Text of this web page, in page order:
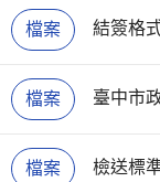
檔案 結簽格
檔案 臺中市
檔案
檢送標